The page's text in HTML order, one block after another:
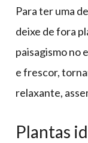
Para ter uma
deixe de fora
paisagismo no
e frescor,
relaxante,
Plantas